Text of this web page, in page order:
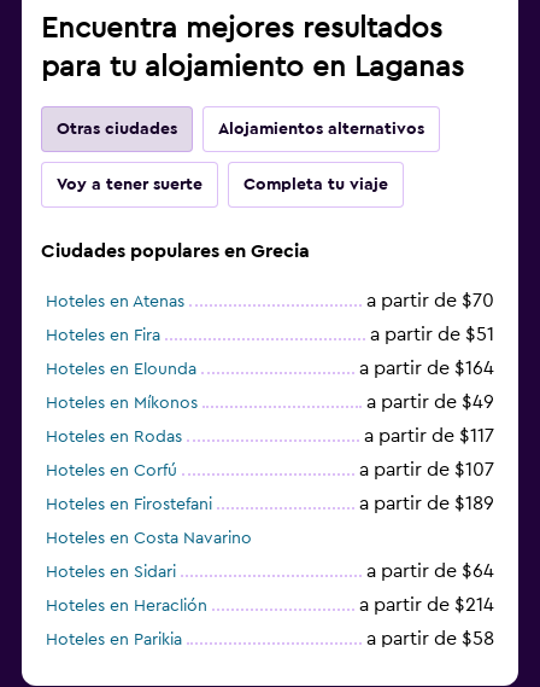
Encuentra mejores resultados
para tu alojamiento en Laganas
Otras ciudades Alojamientos alternativos
Voy a tener suerte Completa tu viaje
Ciudades populares en Grecia
Hoteles en Atenas a partir de $70
Hoteles en Fira a partir de $51
Hoteles en Elounda a partir de $164
Hoteles en Míkonos a partir de $49
Hoteles en Rodas a partir de $117
Hoteles en Corfú a partir de $107
Hoteles en Firostefani a partir de $189
Hoteles en Costa Navarino
Hoteles en Sidari
a partir de $64
Hoteles en Heraclión a partir de $214
Hoteles en Parikia a partir de $58